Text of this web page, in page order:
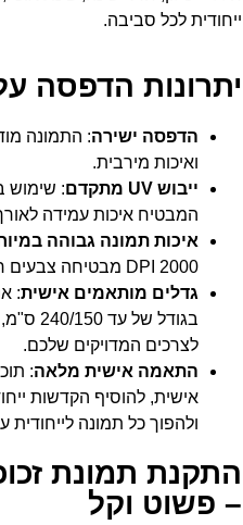
ייחודית לכל סביבה.
יתרונות הדפסה
הדפסה ישירה: התמונה
ואיכות מירבית.
ייבוש UV מתקדם
המבטיח איכות עמידה
איכות תמונה גבוהה
2000 DPI מבטיחה צבעים חיים וחדות יוצאת דופן.
גדלים מותאמים אישית:
בגודל
לצרכים המדויקים שלכם.
התאמה אישית מלאה:
אישית, להוסיף הקדשות
ולהפוך כל תמונה לייחודית
התקנת תמונת
– פשוט וקל